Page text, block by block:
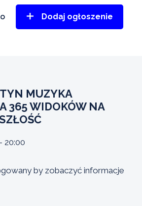
Dodaj ogłoszenie
MUZYKA
365 WIDOKÓW NA
20:00
by zobaczyć informacje